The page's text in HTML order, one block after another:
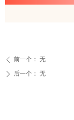
ꄴ 前一个： 无
ꄲ 后一个： 无